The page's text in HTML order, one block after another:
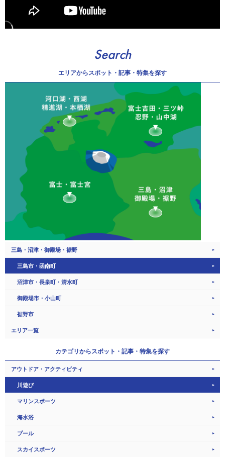
Search
エリアからスポット・記事・特集を探す
三島・沼津・御殿場・裾野
三島市・函南町
沼津市・長泉町・清水町
御殿場市・小山町
裾野市
エリア一覧
カテゴリからスポット・記事・特集を探す
アウトドア・アクティビティ
川遊び
マリンスポーツ
海水浴
プール
スカイスポーツ